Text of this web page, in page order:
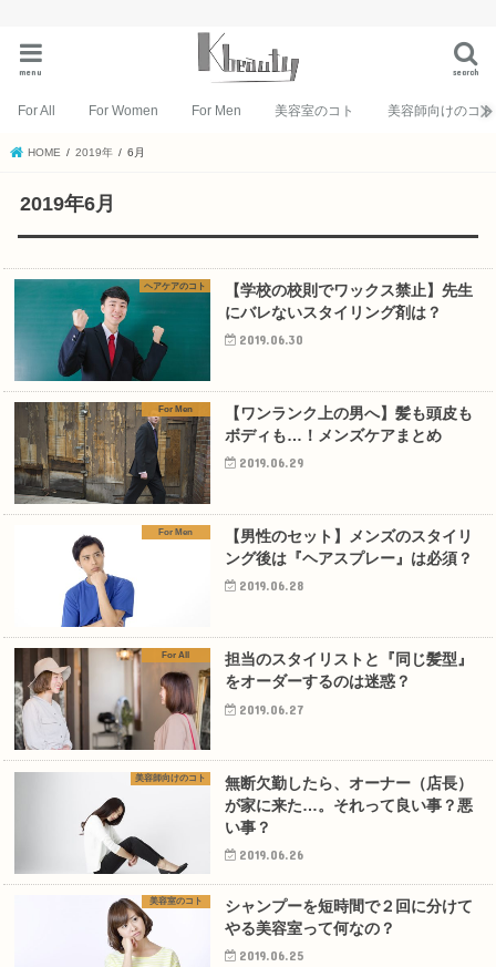
search
menu
For All For Women For Men 美容室のコト 美容師向けのコト
HOME 2019年 6月
2019年6月
ヘアケアのコト
【学校の校則でワックス禁止】先生
にバレないスタイリング剤は？
2019.06.30
For Men
【ワンランク上の男へ】髪も頭皮も
ボディも…！メンズケアまとめ
2019.06.29
For Men
【男性のセット】メンズのスタイリ
ング後は『ヘアスプレー』は必須？
2019.06.28
For All
担当のスタイリストと『同じ髪型』
をオーダーするのは迷惑？
2019.06.27
美容師向けのコト
無断欠勤したら、オーナー（店長）
が家に来た…。それって良い事？悪
い事？
2019.06.26
美容室のコト
シャンプーを短時間で２回に分けて
やる美容室って何なの？
2019.06.25